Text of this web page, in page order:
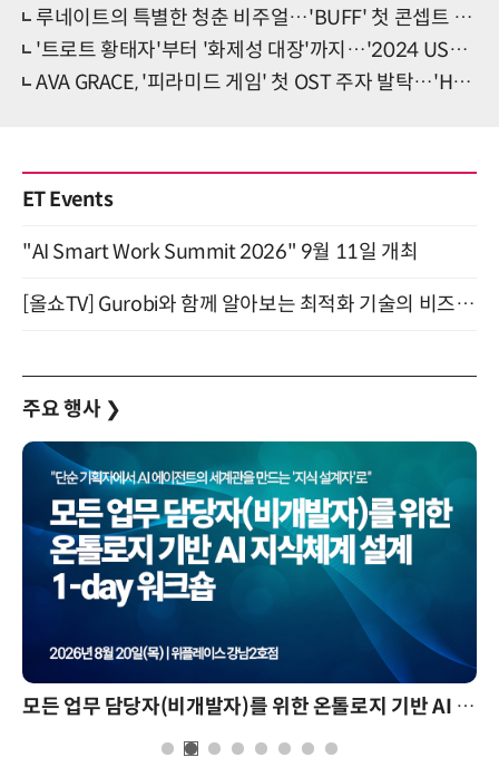
루네이트의 특별한 청춘 비주얼…'BUFF' 첫 콘셉트 포토 눈길
'트로트 황태자'부터 '화제성 대장'까지…'2024 USA' 1차 라인업 눈길
AVA GRACE, '피라미드 게임' 첫 OST 주자 발탁…'Higher' 발매
ET Events
"AI Smart Work Summit 2026" 9월 11일 개최
[올쇼TV] Gurobi와 함께 알아보는 최적화 기술의 비즈니스 활용 (8월 20일 생방송)
주요 행사 ❯
모든 업무 담당자(비개발자)를 위한 온톨로지 기반 AI 지식체계 설계 1-day 워크숍